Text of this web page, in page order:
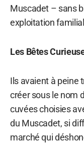
Muscadet – sans
exploitation
Les Bêtes
Ils avaient à peine
créer sous le nom
cuvées choisies
du Muscadet, si
marché qui